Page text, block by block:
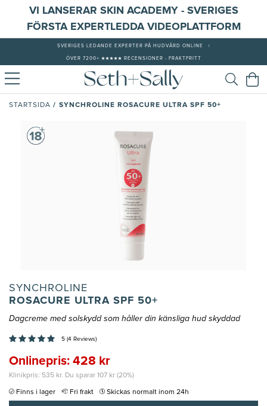
VI LANSERAR SKIN ACADEMY - SVERIGES
FÖRSTA EXPERTLEDDA VIDEOPLATTFORM
SVERIGES LEDANDE EXPERTER PÅ HUDVÅRD ONLINE
ÖVER 7200+ ★★★★★ RECENSIONER - FRAKTFRITT
STARTSIDA / SYNCHROLINE ROSACURE ULTRA SPF 50+
SYNCHROLINE
ROSACURE ULTRA SPF 50+
Dagcreme med solskydd som håller din känsliga hud skyddad
5 (4 Reviews)
Onlinepris: 428 kr
Klinikpris: 535 kr. Du sparar 107 kr (20%)
Finns i lager Fri frakt Skickas normalt inom 24h